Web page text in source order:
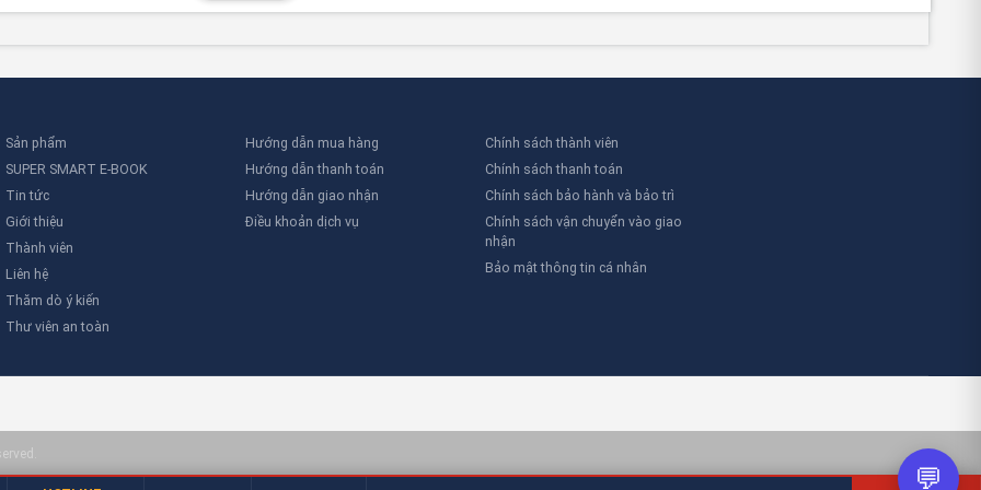
RTU.
tải được tích hợp với ổ khóa thông minh trên các thiết bị nâng hạ, giúp ngăn chặn 95% sự cố do quá tải.
cần tránh
biến không chống nổ trong khu vực nguy hiểm.
trong nhà máy ồn ào.
và vận hành tăng gấp đôi.
Sản phẩm
SUPER SMART E-BOOK
Tin tức
Giới thiệu
Thành viên
Liên hệ
Thăm dò ý kiến
Thư viên an toàn
Hướng dẫn mua hàng
Hướng dẫn thanh toán
Hướng dẫn giao nhận
Điều khoản dịch vụ
Chính sách thành viên
Chính sách thanh toán
Chính sách bảo hành và bảo trì
Chính sách vận chuyển vào giao
nhận
Bảo mật thông tin cá nhân
💬